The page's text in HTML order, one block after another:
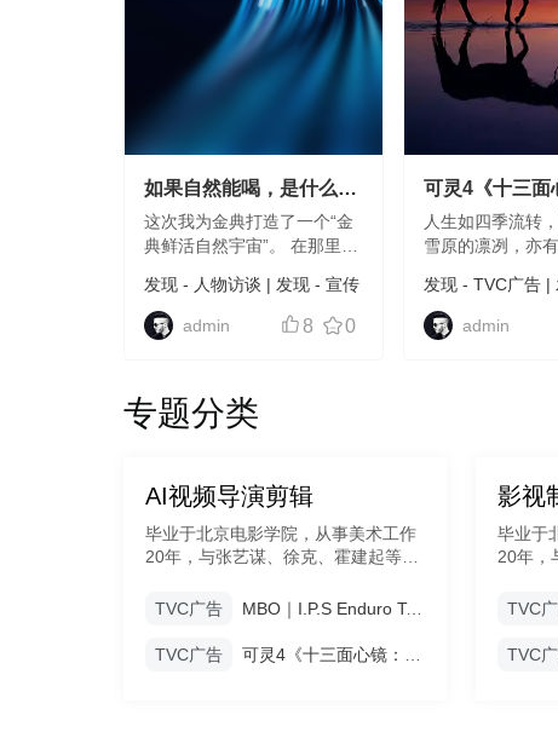
如果自然能喝，是什么味
道？
这次我为金典打造了一个“金
典鲜活自然宇宙”。 在那里，
实。 采下来，喝进去，感受
“喝下整片自然”的喜悦。
Drink the dream. Stay
发现 - 人物访谈 | 发现 - 宣传
片|
-视觉探索
admin 8 0
可灵4《十三面
万物温柔相见
人生如四季流转
雪原的凛冽，亦有
我们在绝境中守
热；于水下舒展
压力中保持从容
发现 -TVC广告 |
访谈
admin
专题分类
专题期数 ： 001期
AI视频导演剪辑
毕业于北京电影学院，从事美术工作
20年，与张艺谋、徐克、霍建起等知
影、电视剧、网剧、广告等丰富的美
术经验。 代表作品: 《山楂树之
恋》、《奇门遁甲》、《大唐玄
TVC广告 MBO｜I.P.S Enduro Tech Bib Shorts CG 骑行裤
TVC广告 可灵4《十三面心镜：与万物温柔相见的自己》
影视
毕业于
20年，
影、
TVC
TVC